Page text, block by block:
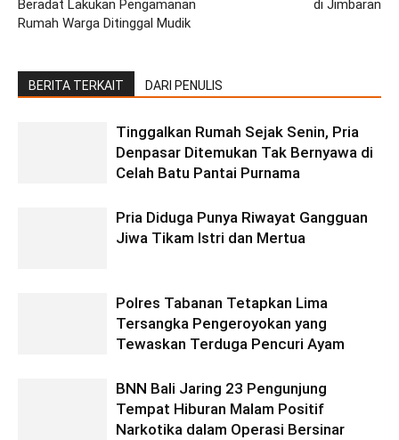
Beradat Lakukan Pengamanan
Rumah Warga Ditinggal Mudik
di Jimbaran
BERITA TERKAIT DARI PENULIS
Tinggalkan Rumah Sejak Senin, Pria
Denpasar Ditemukan Tak Bernyawa di
Celah Batu Pantai Purnama
Pria Diduga Punya Riwayat Gangguan
Jiwa Tikam Istri dan Mertua
Polres Tabanan Tetapkan Lima
Tersangka Pengeroyokan yang
Tewaskan Terduga Pencuri Ayam
BNN Bali Jaring 23 Pengunjung
Tempat Hiburan Malam Positif
Narkotika dalam Operasi Bersinar